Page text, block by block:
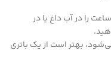
را در آب داغ یا در
بهتر است از یک باتری